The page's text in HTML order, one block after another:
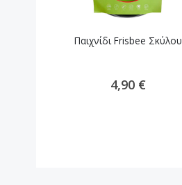
Παιχνίδι Frisbee Σκύλου
4,90 €